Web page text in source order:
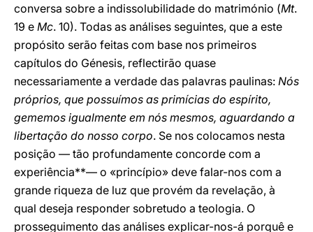
conversa sobre a indissolubilidade do matrimónio (Mt.
19 e Mc. 10). Todas as análises seguintes, que a este
propósito serão feitas com base nos primeiros
capítulos do Génesis, reflectirão quase
necessariamente a verdade das palavras paulinas: Nós
próprios, que possuímos as primícias do espírito,
gememos igualmente em nós mesmos, aguardando a
libertação do nosso corpo. Se nos colocamos nesta
posição — tão profundamente concorde com a
experiência**— o «princípio» deve falar-nos com a
grande riqueza de luz que provém da revelação, à
qual deseja responder sobretudo a teologia. O
prosseguimento das análises explicar-nos-á porquê e